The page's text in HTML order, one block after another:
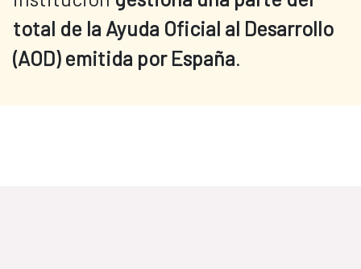
total de la Ayuda Oficial al Desarrollo
(AOD) emitida por España.